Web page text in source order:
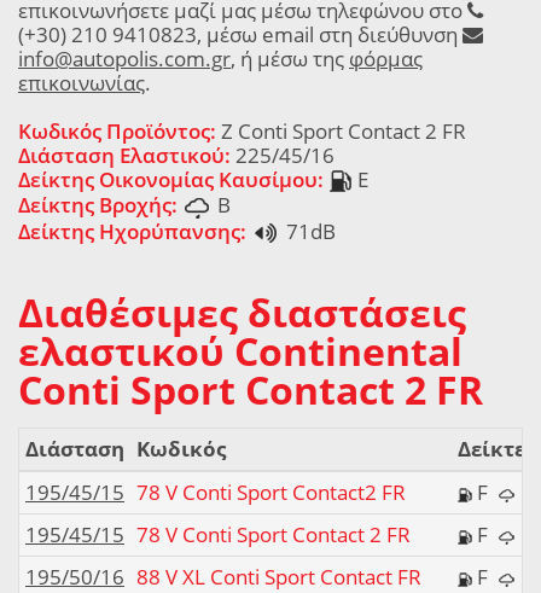
επικοινωνήσετε μαζί μας μέσω τηλεφώνου στο
(+30) 210 9410823, μέσω email στη διεύθυνση
info@autopolis.com.gr, ή μέσω της φόρμας
επικοινωνίας.
Κωδικός Προϊόντος: Z Conti Sport Contact 2 FR
Διάσταση Ελαστικού: 225/45/16
Δείκτης Οικονομίας Καυσίμου:
E
Δείκτης Βροχής:
B
Δείκτης Ηχορύπανσης:
71dB
Διαθέσιμες διαστάσεις
ελαστικού Continental
Conti Sport Contact 2 FR
Διάσταση Κωδικός
Δείκτες
195/45/15 78 V Conti Sport Contact2 FR F
195/45/15 78 V Conti Sport Contact 2 FR F
195/50/16 88 V XL Conti Sport Contact FR F